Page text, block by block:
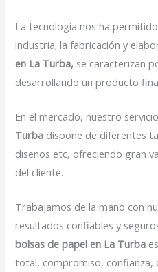
La tecnología nos ha
industria; la fabricación y
en La Turba, se caracterizan
desarrollando un producto
En el mercado, nuestro
Turba dispone de diferentes
diseños etc, ofreciendo gran
del cliente.
Trabajamos de la mano con
resultados confiables y
bolsas de papel en La Turba
total, compromiso, confianza,